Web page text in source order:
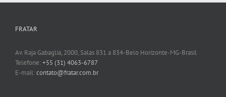
FRATAR
Av. Raja Gabaglia, 2000, Salas 831 a 834-Belo Horizonte-MG-Brasil
Telefone:+55 (31) 4063-6787
E-mail:contato@fratar.com.br